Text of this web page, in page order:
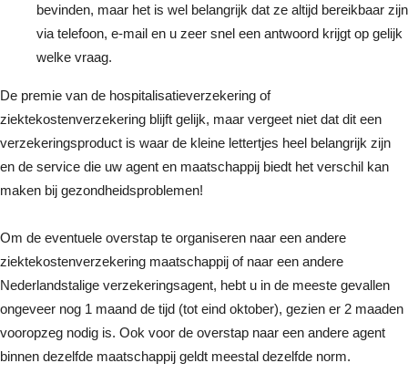
bevinden, maar het is wel belangrijk dat ze altijd bereikbaar zijn
via telefoon, e-mail en u zeer snel een antwoord krijgt op gelijk
welke vraag.
De premie van de hospitalisatieverzekering of
ziektekostenverzekering blijft gelijk, maar vergeet niet dat dit een
verzekeringsproduct is waar de kleine lettertjes heel belangrijk zijn
en de service die uw agent en maatschappij biedt het verschil kan
maken bij gezondheidsproblemen!
Om de eventuele overstap te organiseren naar een andere
ziektekostenverzekering maatschappij of naar een andere
Nederlandstalige verzekeringsagent, hebt u in de meeste gevallen
ongeveer nog 1 maand de tijd (tot eind oktober), gezien er 2 maaden
vooropzeg nodig is. Ook voor de overstap naar een andere agent
binnen dezelfde maatschappij geldt meestal dezelfde norm.